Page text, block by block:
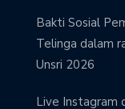
Bakti Sosial
Telinga dalam
Unsri 2026
Live Instagram